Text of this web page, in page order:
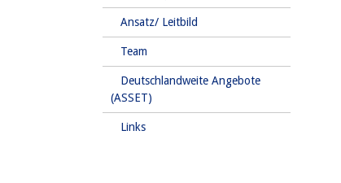
Ansatz/ Leitbild
Team
Deutschlandweite Angebote
(ASSET)
Links